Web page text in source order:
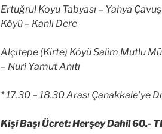
Ertuğrul Koyu Tabyası – Yahya
Köyü – Kanlı Dere
Alçıtepe (Kirte) Köyü Salim Mutlu
– Nuri Yamut Anıtı
* 17.30 – 18.30 Arası Çanakkale’ye
Kişi Başı Ücret: Herşey Dahil 60.-